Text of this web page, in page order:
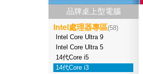
品牌桌上型電腦
Intel處理器專區(58)
Intel Core Ultra 9
Intel Core Ultra 5
14代Core i5
14代Core i3